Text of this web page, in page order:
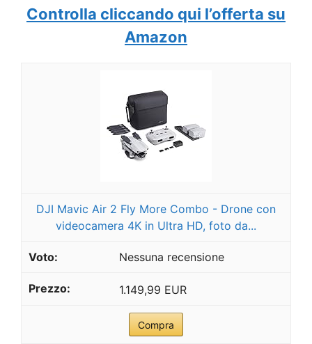
Controlla cliccando qui l’offerta su
Amazon
DJI Mavic Air 2 Fly More Combo - Drone con
videocamera 4K in Ultra HD, foto da...
Nessuna recensione
1.149,99 EUR
Compra